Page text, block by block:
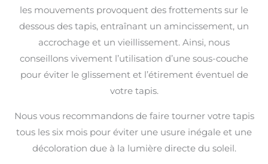
les mouvements provoquent des frottements sur le
dessous des tapis, entraînant un amincissement, un
accrochage et un vieillissement. Ainsi, nous
conseillons vivement l’utilisation d’une sous-couche
pour éviter le glissement et l’étirement éventuel de
votre tapis.
Nous vous recommandons de faire tourner votre tapis
tous les six mois pour éviter une usure inégale et une
décoloration due à la lumière directe du soleil.